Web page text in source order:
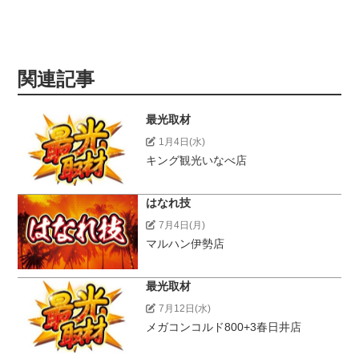
関連記事
最光取材
1月4日(水)
キング観光いなべ店
はなれ技
7月4日(月)
マルハン伊勢店
最光取材
7月12日(水)
メガコンコルド800+3春日井店